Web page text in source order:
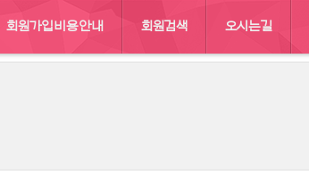
회원가입비용안내 회원검색 오시는길
:: 남북 :: 결혼정보회사 이루한